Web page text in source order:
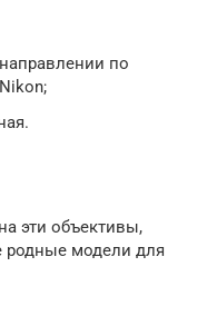
по
эти объективы,
родные модели для